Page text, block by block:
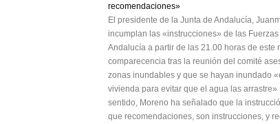
recomendaciones»
El presidente de la Junta de Andalucía,
incumplan las «instrucciones» de las
Andalucía a partir de las 21.00 horas de
comparecencia tras la reunión del comité
zonas inundables y que se hayan inundado
vivienda para evitar que el agua las
sentido, Moreno ha señalado que la
que recomendaciones, son instrucciones, y